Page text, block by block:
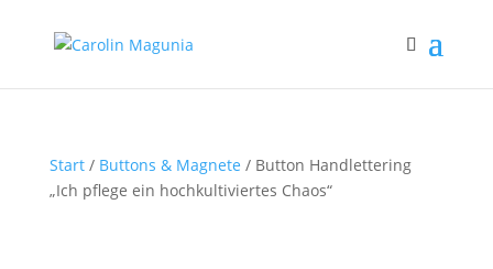
Start/ Buttons & Magnete / Button Handlettering
„Ich pflege ein hochkultiviertes Chaos“